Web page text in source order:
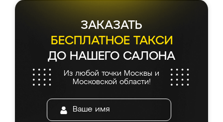
ЗАКАЗАТЬ
БЕСПЛАТНОЕ ТАКСИ
ДО НАШЕГО САЛОНА
Из любой точки Москвы и
Московской области!